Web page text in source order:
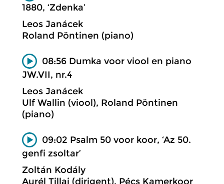
1880, ‘Zdenka’
Leos Janácek
Roland Pöntinen (piano)
08:56 Dumka voor viool en piano
JW.VII, nr.4
Leos Janácek
Ulf Wallin (viool), Roland Pöntinen
(piano)
09:02 Psalm 50 voor koor, ‘Az 50.
genfi zsoltar’
Zoltán Kodály
Aurél Tillai (dirigent), Pécs Kamerkoor